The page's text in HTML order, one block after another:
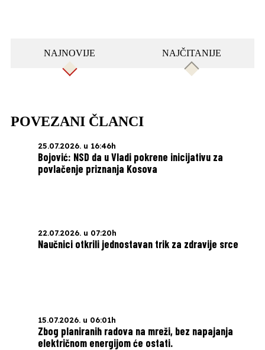
NAJNOVIJE NAJČITANIJE
POVEZANI ČLANCI
25.07.2026. u 16:46h
Bojović: NSD da u Vladi pokrene inicijativu za
povlačenje priznanja Kosova
22.07.2026. u 07:20h
Naučnici otkrili jednostavan trik za zdravije srce
15.07.2026. u 06:01h
Zbog planiranih radova na mreži, bez napajanja
električnom energijom će ostati.